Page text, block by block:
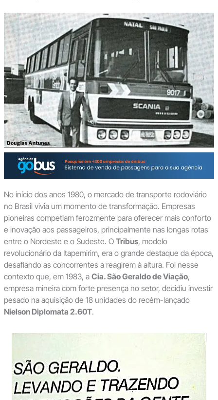
No início dos anos 1980, o mercado de transporte rodoviário
no Brasil vivia um momento de transformação. Empresas
pioneiras competiam ferozmente para oferecer mais conforto
e inovação aos passageiros, principalmente nas longas rotas
entre o Nordeste e o Sudeste. O Tribus, modelo
revolucionário da Itapemirim, era o grande destaque da época,
desafiando as concorrentes a reagirem à altura. Foi nesse
contexto que, em 1983, a Cia. São Geraldo de Viação,
empresa mineira com forte presença no setor, decidiu investir
pesado na aquisição de 18 unidades do recém-lançado
Nielson Diplomata 2.60T.